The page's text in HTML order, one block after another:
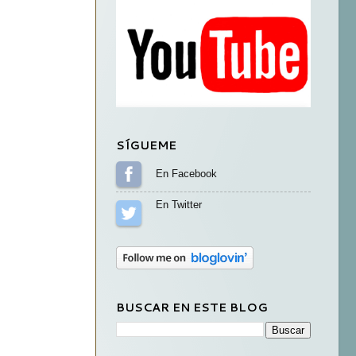
SÍGUEME
Sígueme en Facebook
BUSCAR EN ESTE BLOG